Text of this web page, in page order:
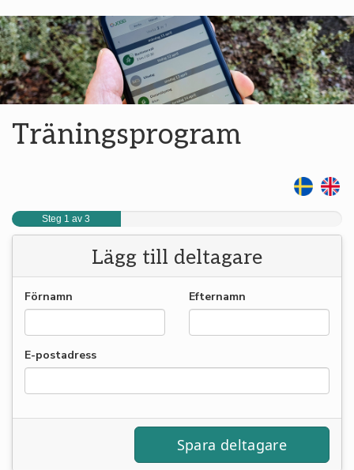
Träningsprogram
Steg 1 av 3
Lägg till deltagare
Förnamn Efternamn
E-postadress